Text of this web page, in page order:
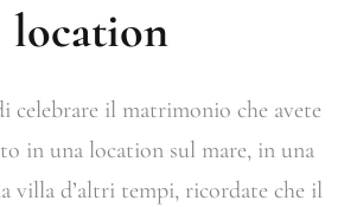
location
celebrare il matrimonio che avete
in una location sul mare, in una
villa d’altri tempi, ricordate che il